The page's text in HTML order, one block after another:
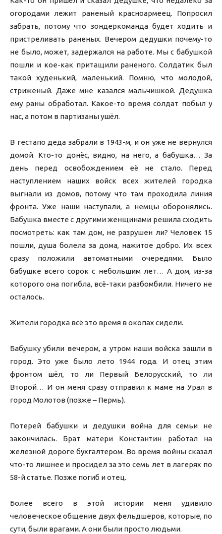
огородами лежит раненый красноармеец. Попросил
забрать, потому что зондеркоманда будет ходить и
пристреливать раненых. Вечером дедушки почему-то
не было, может, задержался на работе. Мы с бабушкой
пошли и кое-как притащили раненого. Солдатик был
такой худенький, маленький. Помню, что молодой,
стриженый. Даже мне казался мальчишкой. Дедушка
ему раны обработал. Какое-то время солдат побыл у
нас, а потом в партизаны ушёл.
В гестапо деда забрали в 1943-м, и он уже не вернулся
домой. Кто-то донёс, видно, на него, а бабушка… За
день перед освобождением её не стало. Перед
наступлением наших войск всех жителей городка
выгнали из домов, потому что там проходила линия
фронта. Уже наши наступали, а немцы оборонялись.
Бабушка вместе с другими женщинами решила сходить
посмотреть: как там дом, не разрушен ли? Человек 15
пошли, душа болела за дома, нажитое добро. Их всех
сразу положили автоматными очередями. Было
бабушке всего сорок с небольшим лет… А дом, из-за
которого она погибла, всё-таки разбомбили. Ничего не
осталось.
Жители городка всё это время в окопах сидели.
Бабушку убили вечером, а утром наши войска зашли в
город. Это уже было лето 1944 года. И отец этим
фронтом шёл, то ли Первый Белорусский, то ли
Второй… И он меня сразу отправил к маме на Урал в
город Молотов (позже – Пермь).
Потерей бабушки и дедушки война для семьи не
закончилась. Брат матери Константин работал на
железной дороге бухгалтером. Во время войны сказал
что-то лишнее и просидел за это семь лет в лагерях по
58-й статье. Позже погиб и отец.
Более всего в этой истории меня удивило
человеческое общение двух фельдшеров, которые, по
сути, были врагами. А они были просто людьми.